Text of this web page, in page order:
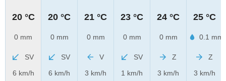
20 °C
0 mm
SV
6 km/h
20 °C
0 mm
SV
6 km/h
21 °C
0 mm
V
3 km/h
23 °C
0 mm
SV
1 km/h
24 °C
0 mm
Z
3 km/h
25 °C
0.1 mm
Z
3 km/h